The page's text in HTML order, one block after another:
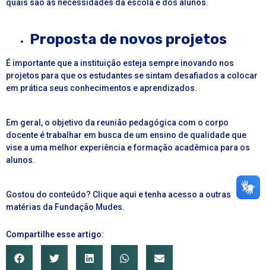
quais são as necessidades da escola e dos alunos.
Proposta de novos projetos
É importante que a instituição esteja sempre inovando nos
projetos para que os estudantes se sintam desafiados a colocar
em prática seus conhecimentos e aprendizados.
Em geral, o objetivo da reunião pedagógica com o corpo
docente é trabalhar em busca de um ensino de qualidade que
vise a uma melhor experiência e formação acadêmica para os
alunos.
Gostou do conteúdo? Clique aqui e tenha acesso a outras
matérias da Fundação Mudes.
Compartilhe esse artigo: